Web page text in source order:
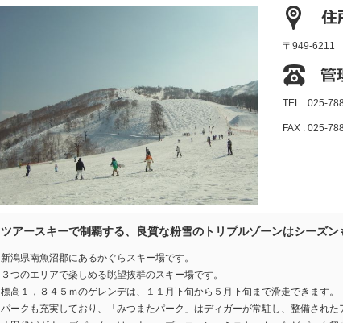
〒949-6211
TEL : 025-
FAX : 025-
ツアースキーで制覇する、良質な粉雪のトリプルゾーンはシーズン
新潟県南魚沼郡にあるかぐらスキー場です。
３つのエリアで楽しめる眺望抜群のスキー場です。
標高１，８４５ｍのゲレンデは、１１月下旬から５月下旬まで滑走できます。
パークも充実しており、「みつまたパーク」はディガーが常駐し、整備された